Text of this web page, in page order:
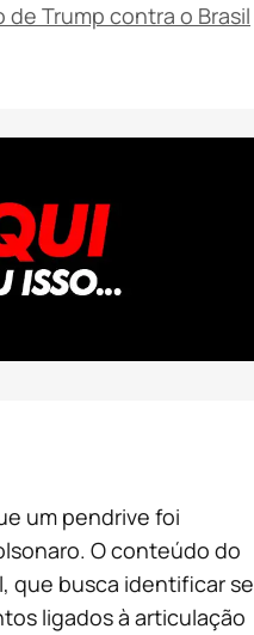
Trump contra o Brasil
um pendrive foi
O conteúdo do
que busca identificar se
ligados à articulação